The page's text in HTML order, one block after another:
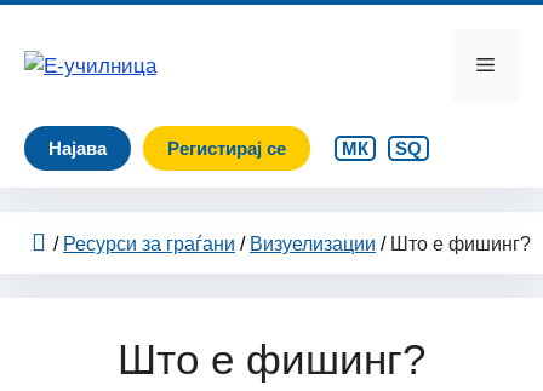
content
Menu
Најава Регистирај се МК SQ
/ Ресурси за граѓани / Визуелизации / Што е фишинг?
Што е фишинг?